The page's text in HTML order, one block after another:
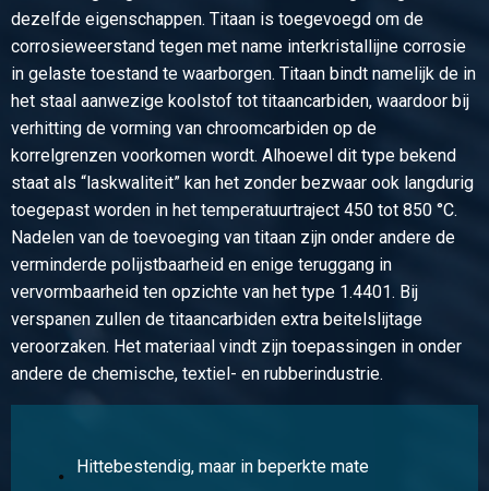
54,00
Bruto prijs
Selecteer
Artikelnummer
2500-0023-251252
Omschrijving
Rvs plaat type 316Ti kgw finish 2B 2500x1250x2
Stuks gewicht in kg
50,00
Bruto prijs
Selecteer
Artikelnummer
2500-0023-3152
dezelfde eigenschappen. Titaan is toegevoegd om de
corrosieweerstand tegen met name interkristallijne corrosie
in gelaste toestand te waarborgen. Titaan bindt namelijk de in
het staal aanwezige koolstof tot titaancarbiden, waardoor bij
verhitting de vorming van chroomcarbiden op de
korrelgrenzen voorkomen wordt. Alhoewel dit type bekend
staat als “laskwaliteit” kan het zonder bezwaar ook langdurig
toegepast worden in het temperatuurtraject 450 tot 850 °C.
Nadelen van de toevoeging van titaan zijn onder andere de
verminderde polijstbaarheid en enige teruggang in
vervormbaarheid ten opzichte van het type 1.4401. Bij
verspanen zullen de titaancarbiden extra beitelslijtage
veroorzaken. Het materiaal vindt zijn toepassingen in onder
andere de chemische, textiel- en rubberindustrie.
Hittebestendig, maar in beperkte mate